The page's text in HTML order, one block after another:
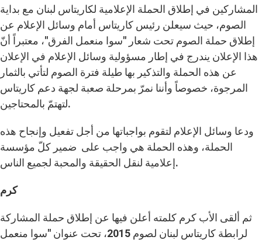
المشاركين في إطلاق الحملة الإعلامية لكاريتاس لبنان مع بداية
الصوم، حيث سيعلن رئيس كاريتاس أمام وسائل الإعلام عن
إطلاق حملة الصوم تحت شعار "سوا منعمل الفرق"، معتبراً أنّ
هذا الإعلان يندرج في إطار مسؤولية وسائل الإعلام في الإعلان
عن هذه الحملة والتذكير بها طيلة فترة الصوم لتأتي بالثمار
المرجوة، خصوصاً وأننا نمرّ بمرحلة صعبة لجهة دعم كاريتاس
لتهتمّ بالمحتاجين.
ودعا وسائل الإعلام لتقوم بواجباتها من أجل تفعيل وإنجاح هذه
الحملة، وهذه الحملة هي واجب على ضمير كلّ مؤسسة
إعلامية لنقل الحقيقة والمحبة لجميع الناس.
كرم
ثم ألقى الأب كرم كلمته أعلن فيها عن إطلاق حملة المشاركة
لرابطة كاريتاس لبنان لصوم 2015، تحت عنوان "سوا منعمل